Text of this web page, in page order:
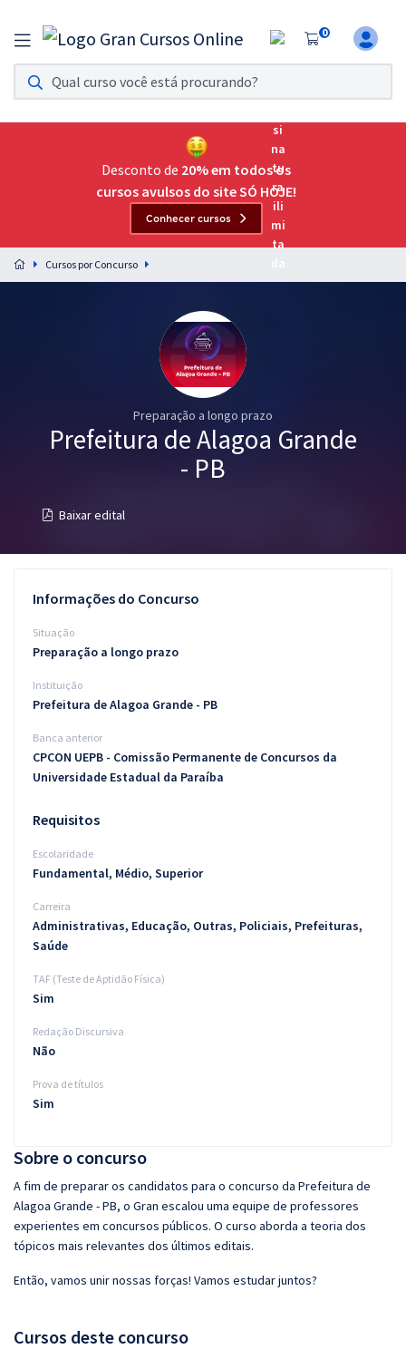
0
Assinatura Ilimitada 11
Acesso a todos os cursos. Teste grátis por 7 dias!
Assinatura OAB Até Passar
Acesso ilimitado a toda preparação para o Exame da
Preparação completa e intensiva para as principais
residências em saúde do Brasil
Questões grátis
Conteúdo gratuito
Aprovados
Atendimento
Desconto de 20% em todos os
cursos avulsos do site SÓ HOJE!
Conhecer cursos
Cursos por Concurso
Preparação a longo prazo
Prefeitura de Alagoa Grande
- PB
Baixar edital
Sobre o concurso
A fim de preparar os candidatos para o concurso da Prefeitura de
Alagoa Grande - PB, o Gran escalou uma equipe de professores
experientes em concursos públicos. O curso aborda a teoria dos
tópicos mais relevantes dos últimos editais.
Então, vamos unir nossas forças! Vamos estudar juntos?
Cursos deste concurso
Informações do Concurso
Situação
Preparação a longo prazo
Instituição
Prefeitura de Alagoa Grande - PB
Banca anterior
CPCON UEPB - Comissão Permanente de Concursos da
Universidade Estadual da Paraíba
Requisitos
Escolaridade
Fundamental, Médio, Superior
Carreira
Administrativas, Educação, Outras, Policiais, Prefeituras,
Saúde
TAF (Teste de Aptidão Física)
Sim
Redação Discursiva
Não
Prova de títulos
Sim